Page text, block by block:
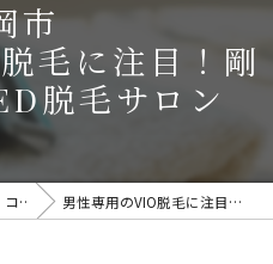
市
毛に注目！剛
脱毛サロン
コラム 男性専用のVIO脱毛に注目！剛毛も安心のLED脱毛サロン